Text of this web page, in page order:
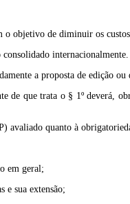
o objetivo de diminuir os
internacionalmente.
a proposta de edição
de que trata o § 1º
quanto à
em geral;
e sua extensão;